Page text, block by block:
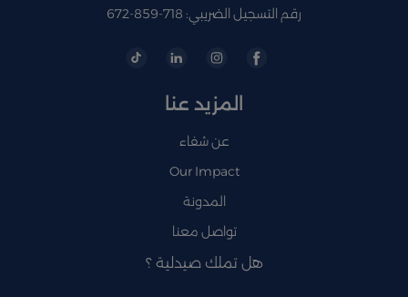
رقم التسجيل الضريبي: 718-859-672
المزيد عنا
عن شفاء
Our Impact
المدونة
تواصل معنا
هل تملك صيدلية ؟